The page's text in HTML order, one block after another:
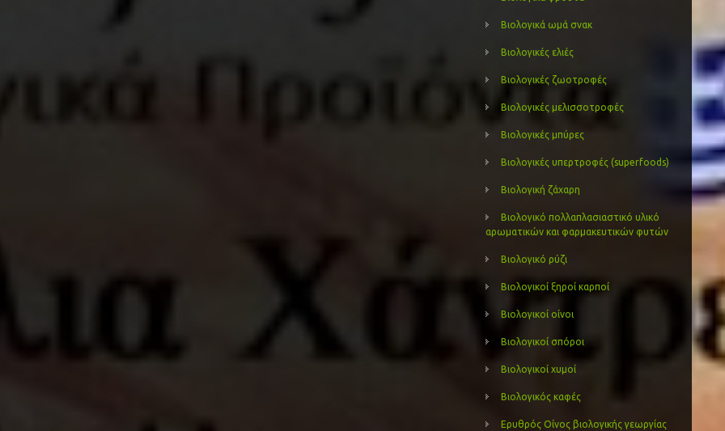
Βιολογικά ωμά σνακ
Βιολογικές ελιές
Βιολογικές ζωοτροφές
Βιολογικές μελισσοτροφές
Βιολογικές μπύρες
Βιολογικές υπερτροφές (superfoods)
Βιολογική ζάχαρη
Βιολογικό πολλαπλασιαστικό υλικό
αρωματικών και φαρμακευτικών φυτών
Βιολογικό ρύζι
Βιολογικοί ξηροί καρποί
Βιολογικοί οίνοι
Βιολογικοί σπόροι
Βιολογικοί χυμοί
Βιολογικός καφές
Ερυθρός Οίνος βιολογικής γεωργίας